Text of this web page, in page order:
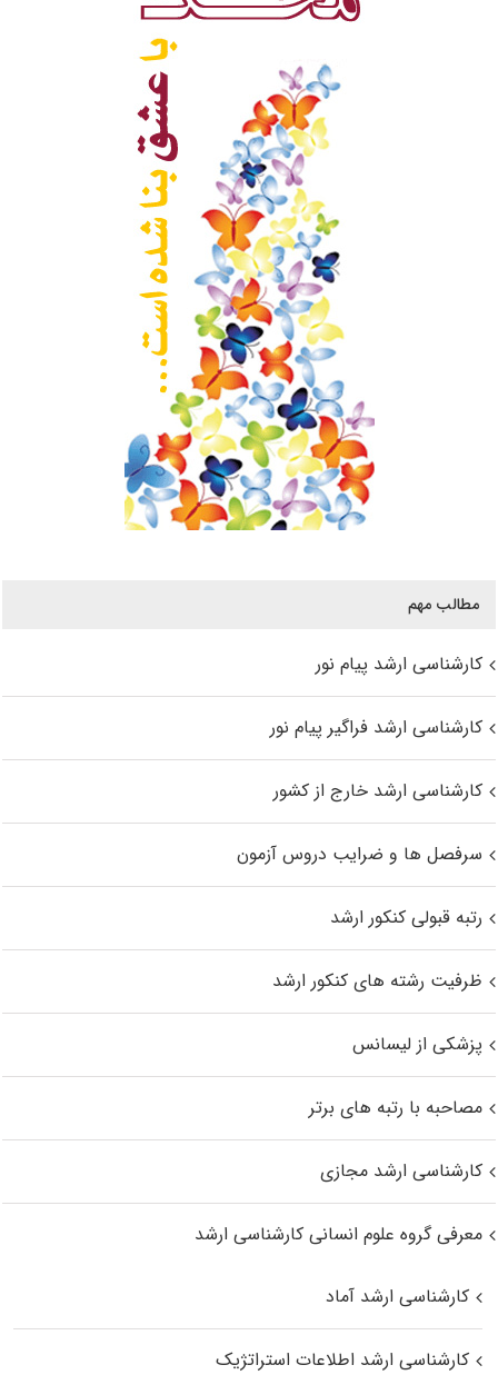
مطالب مهم
کارشناسی ارشد پیام نور
کارشناسی ارشد فراگیر پیام نور
کارشناسی ارشد خارج از کشور
سرفصل ها و ضرایب دروس آزمون
رتبه قبولی کنکور ارشد
ظرفیت رشته های کنکور ارشد
پزشکی از لیسانس
مصاحبه با رتبه های برتر
کارشناسی ارشد مجازی
معرفی گروه علوم انسانی کارشناسی ارشد
کارشناسی ارشد آماد
کارشناسی ارشد اطلاعات استراتژیک